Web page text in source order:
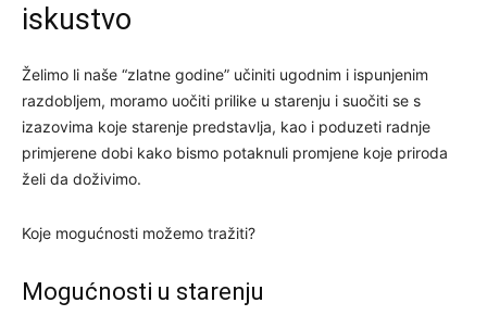
iskustvo
Želimo li naše “zlatne godine” učiniti ugodnim i ispunjenim
razdobljem, moramo uočiti prilike u starenju i suočiti se s
izazovima koje starenje predstavlja, kao i poduzeti radnje
primjerene dobi kako bismo potaknuli promjene koje priroda
želi da doživimo.
Koje mogućnosti možemo tražiti?
Mogućnosti u starenju